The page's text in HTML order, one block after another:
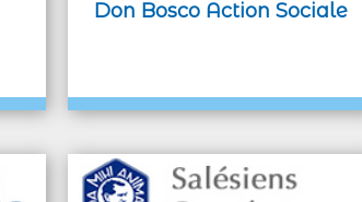
Don Bosco Action Sociale